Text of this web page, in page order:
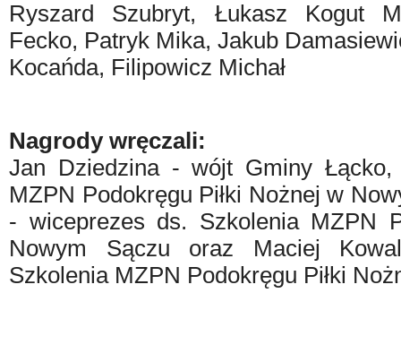
Ryszard Szubryt, Łukasz Kogut
Fecko, Patryk Mika, Jakub
Kocańda, Filipowicz Michał
Nagrody wręczali:
Jan Dziedzina - wójt Gminy Łącko,
MZPN Podokręgu Piłki Nożnej w
- wiceprezes ds. Szkolenia MZPN
Nowym Sączu oraz Maciej
Szkolenia MZPN Podokręgu Piłki